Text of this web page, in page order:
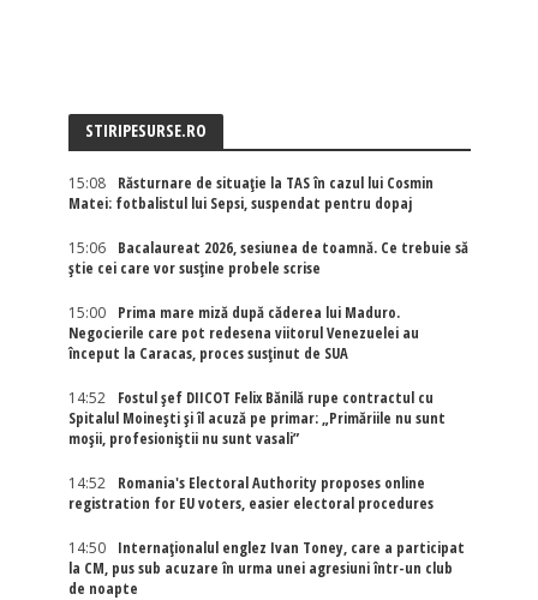
STIRIPESURSE.RO
15:08
Răsturnare de situație la TAS în cazul lui Cosmin
Matei: fotbalistul lui Sepsi, suspendat pentru dopaj
15:06
Bacalaureat 2026, sesiunea de toamnă. Ce trebuie să
știe cei care vor susține probele scrise
15:00
Prima mare miză după căderea lui Maduro.
Negocierile care pot redesena viitorul Venezuelei au
început la Caracas, proces susținut de SUA
14:52
Fostul șef DIICOT Felix Bănilă rupe contractul cu
Spitalul Moinești și îl acuză pe primar: „Primăriile nu sunt
moșii, profesioniștii nu sunt vasali”
14:52
Romania's Electoral Authority proposes online
registration for EU voters, easier electoral procedures
14:50
Internaţionalul englez Ivan Toney, care a participat
la CM, pus sub acuzare în urma unei agresiuni într-un club
de noapte